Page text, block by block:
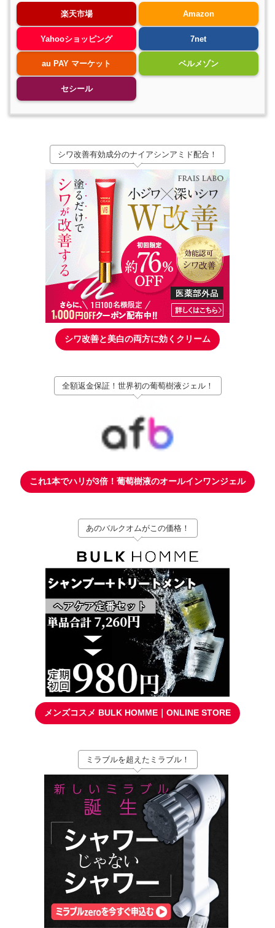
楽天市場 Amazon
Yahooショッピング 7net
au PAY マーケット ベルメゾン
セシール
シワ改善有効成分のナイアシンアミド配合！
シワ改善と美白の両方に効くクリーム
全額返金保証！世界初の葡萄樹液ジェル！
これ1本でハリが3倍！葡萄樹液のオールインワンジェル
あのバルクオムがこの価格！
メンズコスメ BULK HOMME｜ONLINE STORE
ミラブルを超えたミラブル！